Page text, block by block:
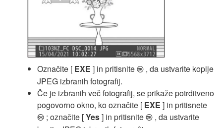
Označite [ EXE ] in pritisnite J , da ustvarite kopije
JPEG izbranih fotografij.
Če je izbranih več fotografij, se prikaže potrditveno
pogovorno okno, ko označite [ EXE ] in pritisnete
J ; označite [Yes] in pritisnite J , da ustvarite